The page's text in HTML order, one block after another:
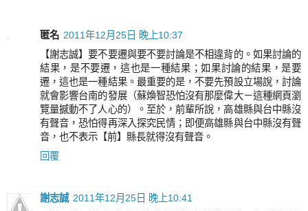
匿名 2011年12月25日 晚上10:37
【謝志誠】要不要遷與要不要討論是不相違背的。如果討論的
結果，是不要遷，這也是一種結果；如果討論的結果，是要
遷，這也是一種結果。最重要的是，不要先預設立場說，討論
就會影響台南的發展（蘇煥智恐怕沒有那麼偉大－這種網頁瀏
覽量撼動不了人心的）。至於，前輩所說，高雄縣與台中縣沒
有聲音，恐怕得再深入探究民情；即便高雄縣與台中縣沒有聲
音，也不表示【前】縣長就得沒有聲音。
回覆
謝志誠 2011年12月25日 晚上10:41